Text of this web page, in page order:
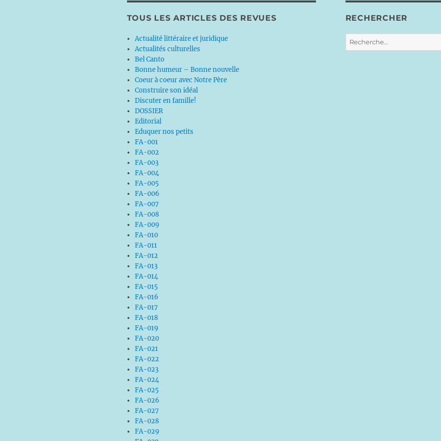
TOUS LES ARTICLES DES REVUES
Actualité littéraire et juridique
Actualités culturelles
Bel Canto
Bonne humeur – Bonne nouvelle
Coeur à coeur avec Notre Père
Construire son idéal
Discuter en famille!
DOSSIER
Editorial
Eduquer nos petits
FA-001
FA-002
FA-003
FA-004
FA-005
FA-006
FA-007
FA-008
FA-009
FA-010
FA-011
FA-012
FA-013
FA-014
FA-015
FA-016
FA-017
FA-018
FA-019
FA-020
FA-021
FA-022
FA-023
FA-024
FA-025
FA-026
FA-027
FA-028
FA-029
RECHERCHER
Recherche
pour :